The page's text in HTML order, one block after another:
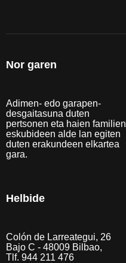
Nor garen
Adimen- edo garapen-
desgaitasuna duten
pertsonen eta haien familien
eskubideen alde lan egiten
duten erakundeen elkartea
gara.
Helbide
Colón de Larreategui, 26
Bajo C - 48009 Bilbao,
Tlf. 944 211 476